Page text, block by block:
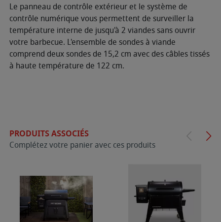
Le panneau de contrôle extérieur et le système de
contrôle numérique vous permettent de surveiller la
température interne de jusqu'à 2 viandes sans ouvrir
votre barbecue. L'ensemble de sondes à viande
comprend deux sondes de 15,2 cm avec des câbles tissés
à haute température de 122 cm.
PRODUITS ASSOCIÉS
Complétez votre panier avec ces produits